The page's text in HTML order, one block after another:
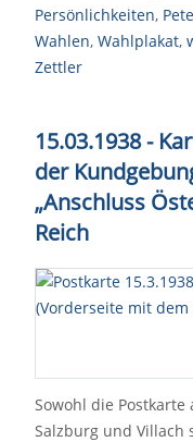
Persönlichkeiten,
Wahlen, Wahlplakat,
Zettler
15.03.1938 -
der
„Anschluss
Reich
Sowohl die Postkarte
Salzburg und